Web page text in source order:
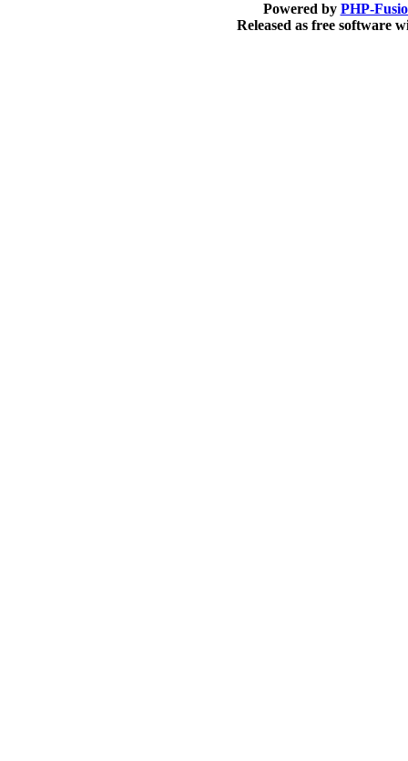
Powered by PHP-
Released as free software